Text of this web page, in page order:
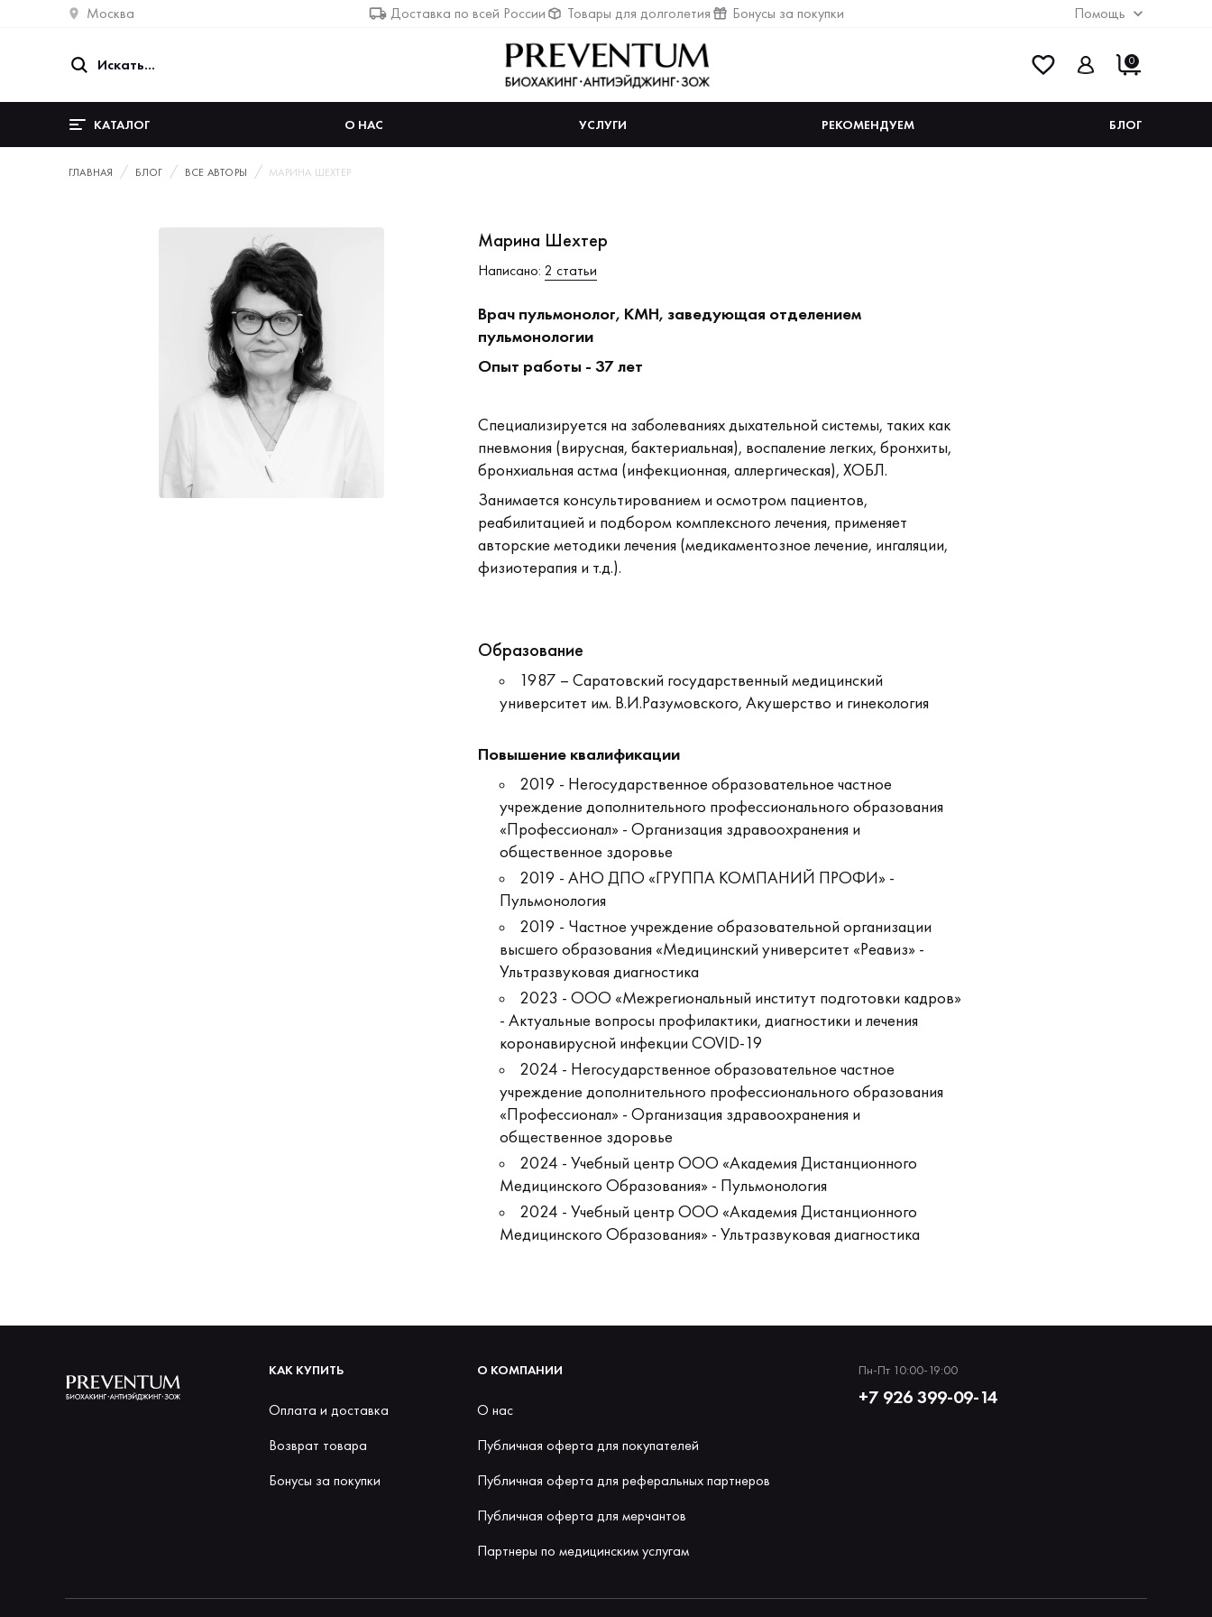
Москва Доставка по всей России Товары для долголетия Бонусы за покупки Помощь
0
КАТАЛОГ О НАС УСЛУГИ РЕКОМЕНДУЕМ БЛОГ
ГЛАВНАЯ БЛОГ ВСЕ АВТОРЫ МАРИНА ШЕХТЕР
Марина Шехтер
Написано: 2 статьи
Врач пульмонолог, КМН, заведующая отделением
пульмонологии
Опыт работы - 37 лет
Специализируется на заболеваниях дыхательной системы, таких как
пневмония (вирусная, бактериальная), воспаление легких, бронхиты,
бронхиальная астма (инфекционная, аллергическая), ХОБЛ.
Занимается консультированием и осмотром пациентов,
реабилитацией и подбором комплексного лечения, применяет
авторские методики лечения (медикаментозное лечение, ингаляции,
физиотерапия и т.д.).
Образование
1987 – Саратовский государственный медицинский
университет им. В.И.Разумовского, Акушерство и гинекология
Повышение квалификации
2019 - Негосударственное образовательное частное
учреждение дополнительного профессионального образования
«Профессионал» - Организация здравоохранения и
общественное здоровье
2019 - АНО ДПО «ГРУППА КОМПАНИЙ ПРОФИ» -
Пульмонология
2019 - Частное учреждение образовательной организации
высшего образования «Медицинский университет «Реавиз» -
Ультразвуковая диагностика
2023 - ООО «Межрегиональный институт подготовки кадров»
- Актуальные вопросы профилактики, диагностики и лечения
коронавирусной инфекции COVID-19
2024 - Негосударственное образовательное частное
учреждение дополнительного профессионального образования
«Профессионал» - Организация здравоохранения и
общественное здоровье
2024 - Учебный центр ООО «Академия Дистанционного
Медицинского Образования» - Пульмонология
2024 - Учебный центр ООО «Академия Дистанционного
Медицинского Образования» - Ультразвуковая диагностика
КАК КУПИТЬ
Оплата и доставка
Возврат товара
Бонусы за покупки
О КОМПАНИИ
О нас
Публичная оферта для покупателей
Публичная оферта для реферальных партнеров
Публичная оферта для мерчантов
Партнеры по медицинским услугам
Пн-Пт 10:00-19:00
+7 926 399-09-14